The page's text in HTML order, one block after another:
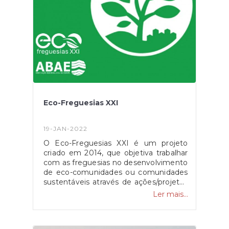
https://fogos.icnf.pt/sgif2010/
Eco-Freguesias XXI
19-JAN-2022
O Eco-Freguesias XXI é um projeto
criado em 2014, que objetiva trabalhar
com as freguesias no desenvolvimento
de eco-comunidades ou comunidades
sustentáveis através de ações/projetos
à escala local. No final é atribuído o
Freguesias a todas as freguesias em
Ler mais...